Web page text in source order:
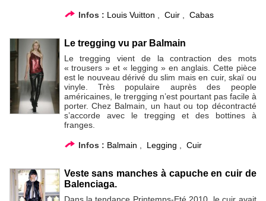
Infos : Louis Vuitton Cuir, Cabas
Le tregging vu par Balmain
Le tregging vient de la contraction des mots
« trousers » et « legging » en anglais. Cette pièce
est le nouveau dérivé du slim mais en cuir, skaï ou
vinyle. Très populaire auprès des people
américaines, le trergging n’est pourtant pas facile à
porter. Chez Balmain, un haut ou top décontracté
s’accorde avec le tregging et des bottines à
franges.
Infos : Balmain Legging Cuir
Veste sans manches à capuche en cuir de
Balenciaga.